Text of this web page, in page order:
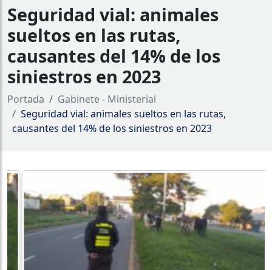
Seguridad vial: animales
sueltos en las rutas,
causantes del 14% de los
siniestros en 2023
Portada
Gabinete - Ministerial
Seguridad vial: animales sueltos en las rutas,
causantes del 14% de los siniestros en 2023